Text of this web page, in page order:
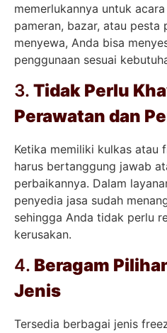
memerlukannya untuk
pameran, bazar, atau pesta
menyewa, Anda bisa
penggunaan sesuai
3. Tidak Perlu
Perawatan dan
Ketika memiliki kulkas atau
harus bertanggung jawab
perbaikannya. Dalam
penyedia jasa sudah
sehingga Anda tidak perlu
kerusakan.
4. Beragam
Jenis
Tersedia berbagai jenis